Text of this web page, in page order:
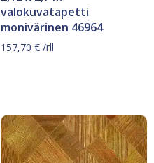
valokuvatapetti
monivärinen 46964
157,70 € /rll